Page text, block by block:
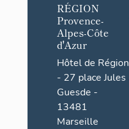
RÉGION
Provence-
Alpes-Côte
d'Azur
Hôtel de Région
- 27 place Jules
Guesde -
13481
Marseille